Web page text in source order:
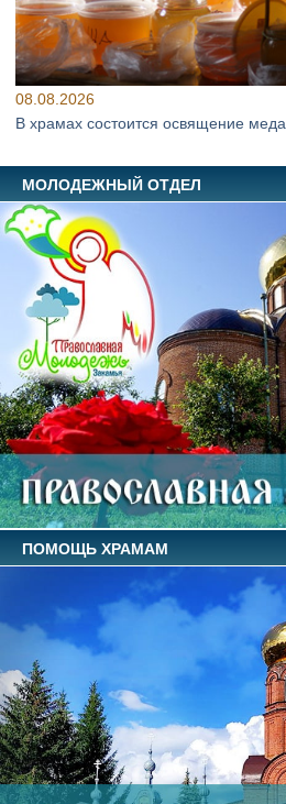
08.08.2026
В храмах состоится освящение меда
МОЛОДЕЖНЫЙ ОТДЕЛ
ПОМОЩЬ ХРАМАМ